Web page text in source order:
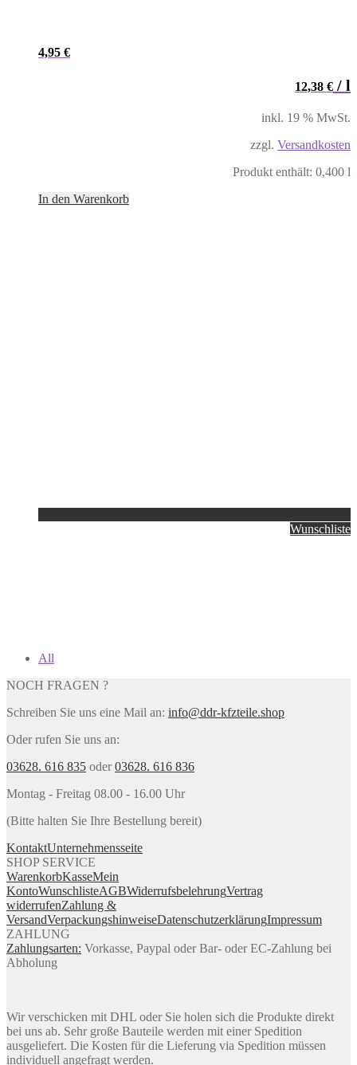
4,95 €
12,38 € / l
inkl. 19 % MwSt.
zzgl. Versandkosten
Produkt enthält: 0,400 l
In den Warenkorb
Wunschliste
All
NOCH FRAGEN ?
Schreiben Sie uns eine Mail an: info@ddr-kfzteile.shop
Oder rufen Sie uns an:
03628. 616 835 oder03628. 616 836
Montag - Freitag 08.00 - 16.00 Uhr
(Bitte halten Sie Ihre Bestellung bereit)
KontaktUnternehmensseite
SHOP SERVICE
WarenkorbKasseMein
KontoWunschlisteAGBWiderrufsbelehrungVertrag
widerrufenZahlung &
VersandVerpackungshinweiseDatenschutzerklärungImpressum
ZAHLUNG
Zahlungsarten: Vorkasse, Paypal oder Bar- oder EC-Zahlung bei
Abholung
Wir verschicken mit DHL oder Sie holen sich die Produkte direkt
bei uns ab. Sehr große Bauteile werden mit einer Spedition
ausgeliefert. Die Kosten für die Lieferung via Spedition müssen
individuell angefragt werden.